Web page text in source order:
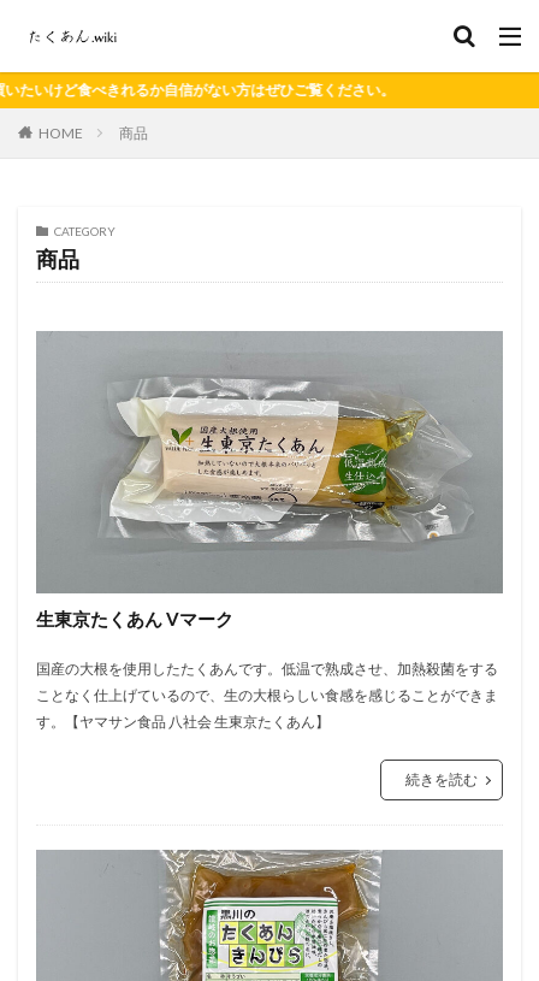
覧ください。
HOME 商品
CATEGORY
商品
生東京たくあん Vマーク
国産の大根を使用したたくあんです。低温で熟成させ、加熱殺菌をする
ことなく仕上げているので、生の大根らしい食感を感じることができま
す。【ヤマサン食品 八社会 生東京たくあん】
続きを読む